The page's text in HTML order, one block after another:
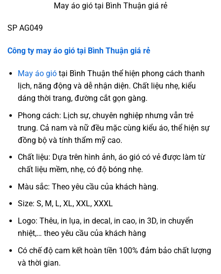
May áo gió tại Bình Thuận giá rẻ
SP AG049
Công ty may áo gió tại Bình Thuận giá rẻ
May áo giótại Bình Thuận thể hiện phong cách thanh
lịch, năng động và dễ nhận diện. Chất liệu nhẹ, kiểu
dáng thời trang, đường cắt gọn gàng.
Phong cách: Lịch sự, chuyên nghiệp nhưng vẫn trẻ
trung. Cả nam và nữ đều mặc cùng kiểu áo, thể hiện sự
đồng bộ và tính thẩm mỹ cao.
Chất liệu: Dựa trên hình ảnh, áo gió có vẻ được làm từ
chất liệu mềm, nhẹ, có độ bóng nhẹ.
Màu sắc: Theo yêu cầu của khách hàng.
Size: S, M, L, XL, XXL, XXXL
Logo: Thêu, in lụa, in decal, in cao, in 3D, in chuyển
nhiệt,… theo yêu cầu của khách hàng
Có chế độ cam kết hoàn tiền 100% đảm bảo chất lượng
và thời gian.